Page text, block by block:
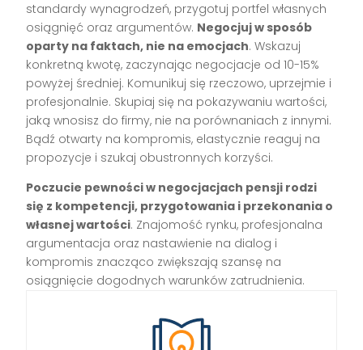
standardy wynagrodzeń, przygotuj portfel własnych
osiągnięć oraz argumentów. Negocjuj w sposób
oparty na faktach, nie na emocjach. Wskazuj
konkretną kwotę, zaczynając negocjacje od 10-15%
powyżej średniej. Komunikuj się rzeczowo, uprzejmie i
profesjonalnie. Skupiaj się na pokazywaniu wartości,
jaką wnosisz do firmy, nie na porównaniach z innymi.
Bądź otwarty na kompromis, elastycznie reaguj na
propozycje i szukaj obustronnych korzyści.
Poczucie pewności w negocjacjach pensji rodzi
się z kompetencji, przygotowania i przekonania o
własnej wartości. Znajomość rynku, profesjonalna
argumentacja oraz nastawienie na dialog i
kompromis znacząco zwiększają szansę na
osiągnięcie dogodnych warunków zatrudnienia.